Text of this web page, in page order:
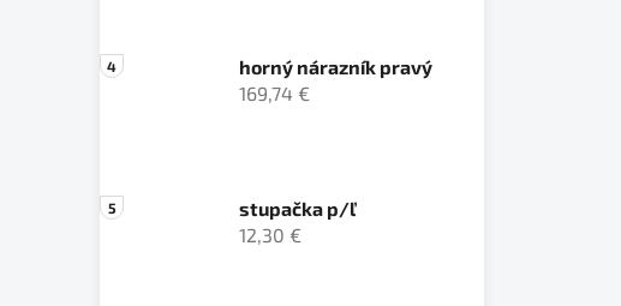
horný nárazník pravý
169,74 €
stupačka p/ľ
12,30 €